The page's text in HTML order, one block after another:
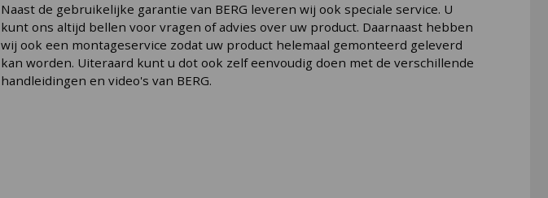
Naast de gebruikelijke garantie van BERG leveren wij ook speciale service. U
kunt ons altijd bellen voor vragen of advies over uw product. Daarnaast hebben
wij ook een montageservice zodat uw product helemaal gemonteerd geleverd
kan worden. Uiteraard kunt u dot ook zelf eenvoudig doen met de verschillende
handleidingen en video's van BERG.